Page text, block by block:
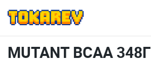
MUTANT BCAA 348Г